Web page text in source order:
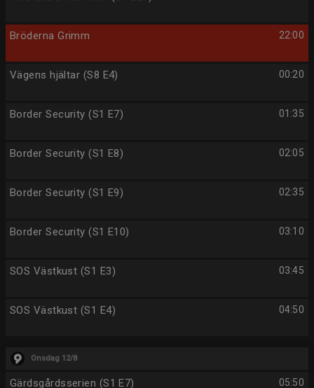
22:00
Bröderna Grimm
00:20
Vägens hjältar (S8 E4)
01:35
Border Security (S1 E7)
02:05
Border Security (S1 E8)
02:35
Border Security (S1 E9)
03:10
Border Security (S1 E10)
03:45
SOS Västkust (S1 E3)
04:50
SOS Västkust (S1 E4)
Onsdag 12/8
05:50
Gärdsgårdsserien (S1 E7)